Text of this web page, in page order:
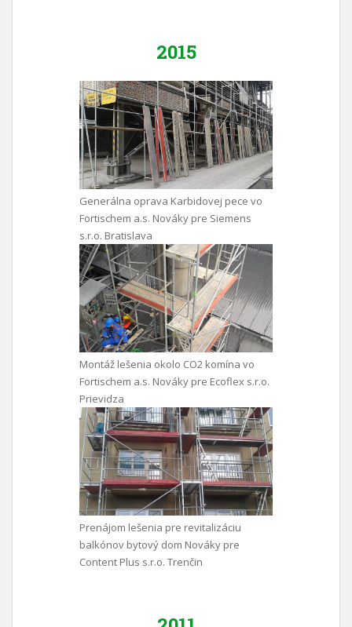
2015
Generálna oprava Karbidovej pece vo
Fortischem a.s. Nováky pre Siemens
s.r.o. Bratislava
Montáž lešenia okolo CO2 komína vo
Fortischem a.s. Nováky pre Ecoflex s.r.o.
Prievidza
Prenájom lešenia pre revitalizáciu
balkónov bytový dom Nováky pre
Content Plus s.r.o. Trenčin